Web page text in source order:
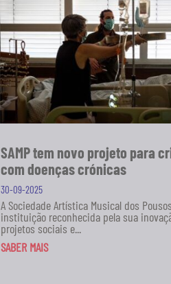
SAMP tem novo projeto para
com doenças crónicas
30-09-2025
A Sociedade Artística Musical dos Pousos
instituição reconhecida pela sua
projetos sociais e...
SABER MAIS